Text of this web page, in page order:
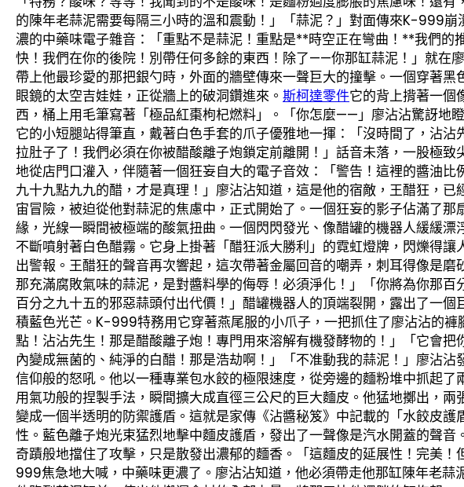
的陳年老蒜泥需要每隔三小時的溫和震動！」「蒜泥？」對面傳來K-999崩
濃的中藥味電子雜音：「重點不是蒜泥！重點是**時空正在彎曲！**我們的
快！我們在你的後院！別帶任何多餘的東西！除了——你那缸蒜泥！」就在
帶上他最珍愛的那把銀勺時，外面的牆壁傳來一聲巨大的撞擊。一個穿著黑
眼鏡的太空吉娃娃，正從牆上的破洞鑽進來。 斯柯達零件它的背上揹著一個
西，桶上用毛筆寫著「極品紅棗枸杞燃料」。「你怎麼——」廖沾沾驚訝地
它的小短腿站得筆直，戴著白色手套的爪子優雅地一揮：「沒時間了，沾沾
拉肚子了！我們必須在你被醋酸離子炮鎖定前離開！」話音未落，一股極致
地從店門口灌入，伴隨著一個狂妄自大的電子音效：「警告！這裡的醬油比
九十九點九九的醋，才是真理！」廖沾沾知道，這是他的宿敵，王醋狂，已
宙冒險，被迫從他對蒜泥的焦慮中，正式開始了。一個狂妄的影子佔滿了那
緣，光線一瞬間被極端的酸氣扭曲。一個閃閃發光、像醋罐的機器人緩緩漂
不斷噴射著白色醋霧。它身上掛著「醋狂派大勝利」的霓虹燈牌，閃爍得讓
出警報。王醋狂的聲音再次響起，這次帶著金屬回音的嘲弄，刺耳得像是磨
那充滿腐敗氣味的蒜泥，是對醬料學的侮辱！必須淨化！」「你將為你那百
百分之九十五的邪惡蒜頭付出代價！」醋罐機器人的頂端裂開，露出了一個
積藍色光芒。K-999特務用它穿著燕尾服的小爪子，一把抓住了廖沾沾的褲
點！沾沾先生！那是醋酸離子炮！專門用來溶解有機發酵物的！」「它會把
內變成無菌的、純淨的白醋！那是浩劫啊！」「不准動我的蒜泥！」廖沾沾
信仰般的怒吼。他以一種專業包水餃的極限速度，從旁邊的麵粉堆中抓起了
用氣功般的捏製手法，瞬間擴大成直徑三公尺的巨大麵皮。他猛地擲出，兩
變成一個半透明的防禦護盾。這就是家傳《沾醬秘笈》中記載的「水餃皮護
性。藍色離子炮光束猛烈地擊中麵皮護盾，發出了一聲像是汽水開蓋的聲音
奇蹟般地擋住了攻擊，只是散發出濃郁的麵香。「這麵皮的延展性！完美！
999焦急地大喊，中藥味更濃了。廖沾沾知道，他必須帶走他那缸陳年老蒜